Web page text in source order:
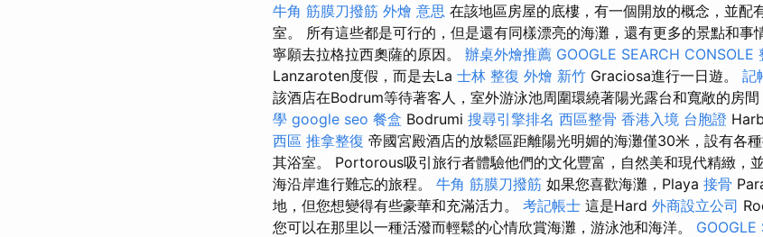
牛角 筋膜刀撥筋 外燴 意思 在該地區房屋的底樓，有一個開放的概念，並配
室。 所有這些都是可行的，但是還有同樣漂亮的海灘，還有更多的景點和事
寧願去拉格拉西奧薩的原因。 辦桌外燴推薦 GOOGLE SEARCH CONSOLE
Lanzaroten度假，而是去La 士林 整復 外燴 新竹 Graciosa進行一日遊。 記
該酒店在Bodrum等待著客人，室外游泳池周圍環繞著陽光露台和寬敞的房間
學 google seo 餐盒 Bodrumi 搜尋引擎排名 西區整骨 香港入境 台胞證
西區 推拿整復 帝國宮殿酒店的放鬆區距離陽光明媚的海灘僅30米，設有各
其浴室。 Portorous吸引旅行者體驗他們的文化豐富，自然美和現代精緻，
海沿岸進行難忘的旅程。 牛角 筋膜刀撥筋 如果您喜歡海灘，Playa 接骨
地，但您想變得有些豪華和充滿活力。 考記帳士 這是Hard 外商設立公司
您可以在那里以一種活潑而輕鬆的心情欣賞海灘，游泳池和海洋。 GOOGLE